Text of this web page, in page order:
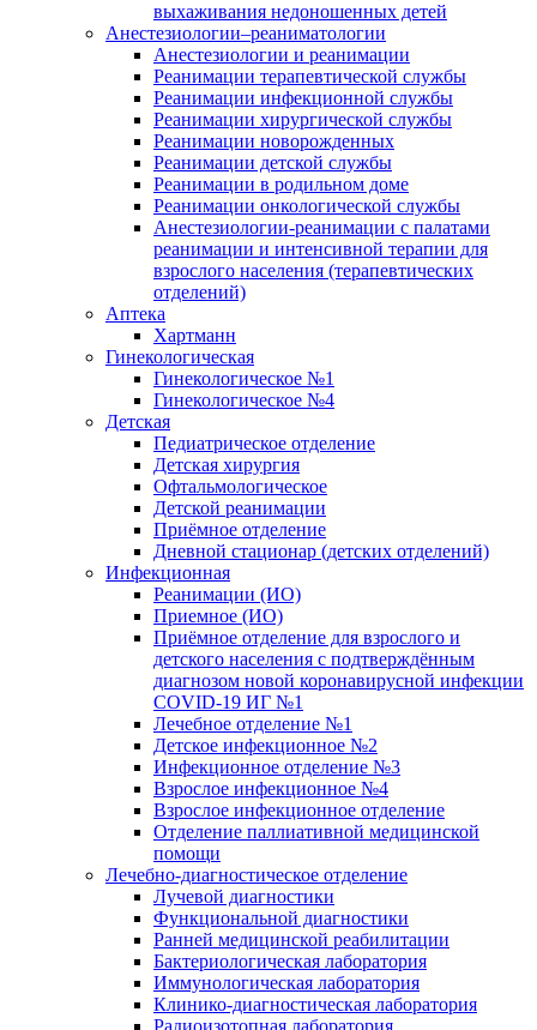
выхаживания недоношенных детей
Анестезиологии–реаниматологии
Анестезиологии и реанимации
Реанимации терапевтической службы
Реанимации инфекционной службы
Реанимации хирургической службы
Реанимации новорожденных
Реанимации детской службы
Реанимации в родильном доме
Реанимации онкологической службы
Анестезиологии-реанимации с палатами
реанимации и интенсивной терапии для
взрослого населения (терапевтических
отделений)
Аптека
Хартманн
Гинекологическая
Гинекологическое №1
Гинекологическое №4
Детская
Педиатрическое отделение
Детская хирургия
Офтальмологическое
Детской реанимации
Приёмное отделение
Дневной стационар (детских отделений)
Инфекционная
Реанимации (ИО)
Приемное (ИО)
Приёмное отделение для взрослого и
детского населения с подтверждённым
диагнозом новой коронавирусной инфекции
COVID-19 ИГ №1
Лечебное отделение №1
Детское инфекционное №2
Инфекционное отделение №3
Взрослое инфекционное №4
Взрослое инфекционное отделение
Отделение паллиативной медицинской
помощи
Лечебно-диагностическое отделение
Лучевой диагностики
Функциональной диагностики
Ранней медицинской реабилитации
Бактериологическая лаборатория
Иммунологическая лаборатория
Клинико-диагностическая лаборатория
Радиоизотопная лаборатория